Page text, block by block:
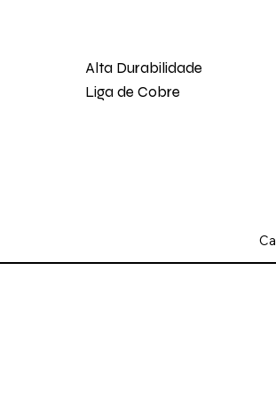
Alta Durabilidade
Liga de Cobre